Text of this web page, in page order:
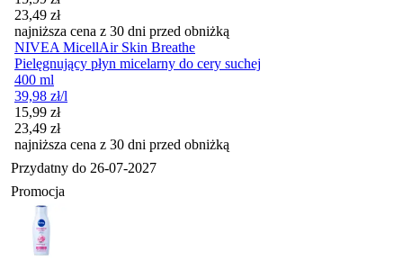
23,49 zł
najniższa cena z 30 dni przed obniżką
NIVEA MicellAir Skin Breathe
Pielęgnujący płyn micelarny do cery suchej
400 ml
39,98 zł/l
Cena promocyjna
15,99 zł
23,49 zł
najniższa cena z 30 dni przed obniżką
Przydatny do 26-07-2027
Promocja